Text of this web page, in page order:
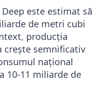
este estimat să
de metri cubi
producția
crește semnificativ
național
10-11 miliarde de